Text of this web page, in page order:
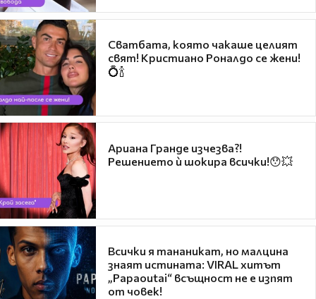
Сватбата, която чакаше целият
свят! Кристиано Роналдо се жени!
💍🍾
Ариана Гранде изчезва?!
Решението ѝ шокира всички!😯💥
Всички я тананикат, но малцина
знаят истината: VIRAL хитът
„Papaoutai“ всъщност не е изпят
от човек!